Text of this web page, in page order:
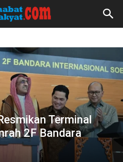
Terminal
2F Bandara